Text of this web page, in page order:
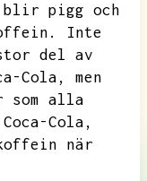
blir pigg och
Inte
del av
Cola,
men
som alla
Cola,
när